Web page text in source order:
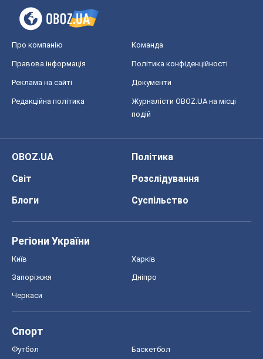
Про компанію Команда
Правова інформація Політика конфіденційності
Реклама на сайті Документи
Редакційна політика
Журналісти OBOZ.UA на місці
подій
OBOZ.UA
Політика
Світ
Розслідування
Блоги
Суспільство
Регіони України
Київ Харків
Запоріжжя Дніпро
Черкаси
Спорт
Футбол Баскетбол